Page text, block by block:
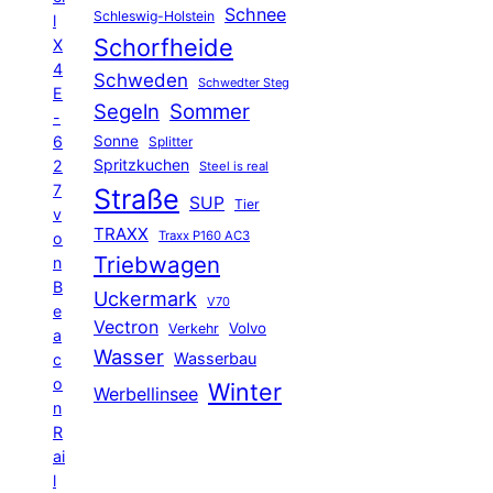
l
X
4
E
-
6
2
7
v
o
n
B
e
a
c
o
n
R
ai
l
Schleswig-Holstein Schnee
Schorfheide
Schweden Schwedter Steg
Segeln Sommer
Sonne Splitter
Spritzkuchen Steel is real
Straße SUP Tier
TRAXX Traxx P160 AC3
Triebwagen
Uckermark V70
Vectron Verkehr Volvo
Wasser Wasserbau
Werbellinsee Winter